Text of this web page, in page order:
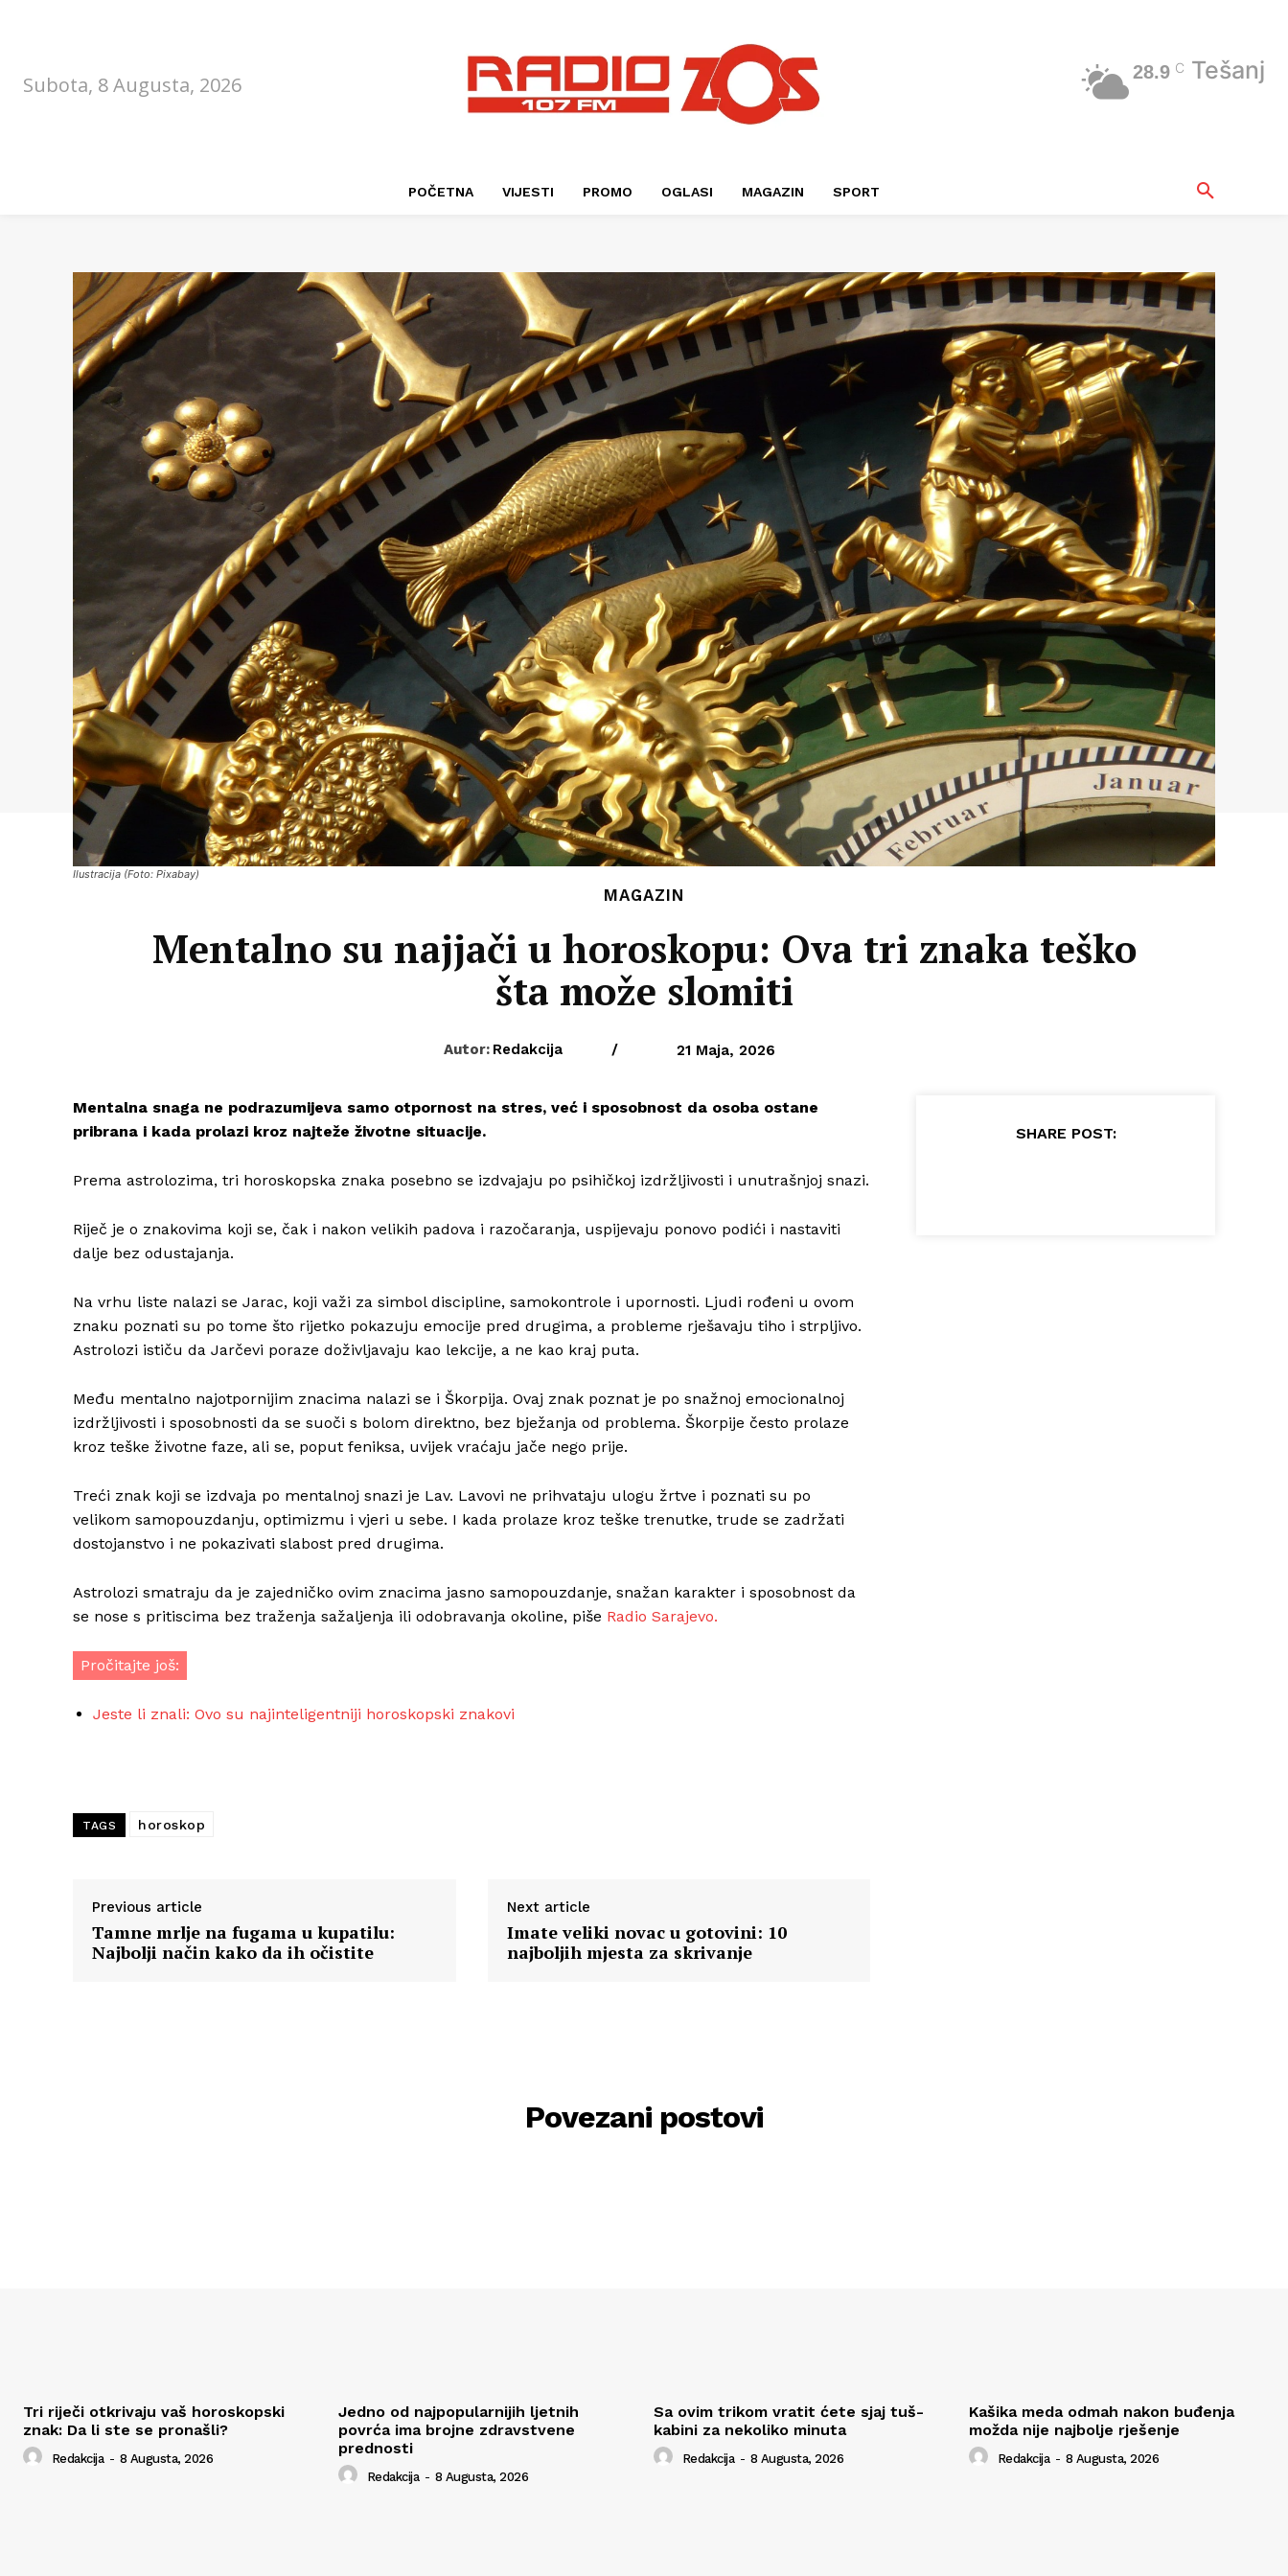
Subota, 8 Augusta, 2026
28.9 C Tešanj
POČETNA VIJESTI PROMO OGLASI MAGAZIN SPORT
Ilustracija (Foto: Pixabay)
MAGAZIN
Mentalno su najjači u horoskopu: Ova tri znaka teško
šta može slomiti
Autor: Redakcija / 21 Maja, 2026
Mentalna snaga ne podrazumijeva samo otpornost na stres, već i sposobnost da osoba ostane
pribrana i kada prolazi kroz najteže životne situacije.
Prema astrolozima, tri horoskopska znaka posebno se izdvajaju po psihičkoj izdržljivosti i unutrašnjoj snazi.
Riječ je o znakovima koji se, čak i nakon velikih padova i razočaranja, uspijevaju ponovo podići i nastaviti
dalje bez odustajanja.
Na vrhu liste nalazi se Jarac, koji važi za simbol discipline, samokontrole i upornosti. Ljudi rođeni u ovom
znaku poznati su po tome što rijetko pokazuju emocije pred drugima, a probleme rješavaju tiho i strpljivo.
Astrolozi ističu da Jarčevi poraze doživljavaju kao lekcije, a ne kao kraj puta.
Među mentalno najotpornijim znacima nalazi se i Škorpija. Ovaj znak poznat je po snažnoj emocionalnoj
izdržljivosti i sposobnosti da se suoči s bolom direktno, bez bježanja od problema. Škorpije često prolaze
kroz teške životne faze, ali se, poput feniksa, uvijek vraćaju jače nego prije.
Treći znak koji se izdvaja po mentalnoj snazi je Lav. Lavovi ne prihvataju ulogu žrtve i poznati su po
velikom samopouzdanju, optimizmu i vjeri u sebe. I kada prolaze kroz teške trenutke, trude se zadržati
dostojanstvo i ne pokazivati slabost pred drugima.
Astrolozi smatraju da je zajedničko ovim znacima jasno samopouzdanje, snažan karakter i sposobnost da
se nose s pritiscima bez traženja sažaljenja ili odobravanja okoline, piše Radio Sarajevo.
Pročitajte još:
Jeste li znali: Ovo su najinteligentniji horoskopski znakovi
TAGS horoskop
Previous article
Tamne mrlje na fugama u kupatilu:
Najbolji način kako da ih očistite
Next article
Imate veliki novac u gotovini: 10
najboljih mjesta za skrivanje
SHARE POST:
Povezani postovi
Tri riječi otkrivaju vaš horoskopski
znak: Da li ste se pronašli?
Redakcija - 8 Augusta, 2026
Jedno od najpopularnijih ljetnih
povrća ima brojne zdravstvene
prednosti
Redakcija - 8 Augusta, 2026
Sa ovim trikom vratit ćete sjaj tuš-
kabini za nekoliko minuta
Redakcija - 8 Augusta, 2026
Kašika meda odmah nakon buđenja
možda nije najbolje rješenje
Redakcija - 8 Augusta, 2026